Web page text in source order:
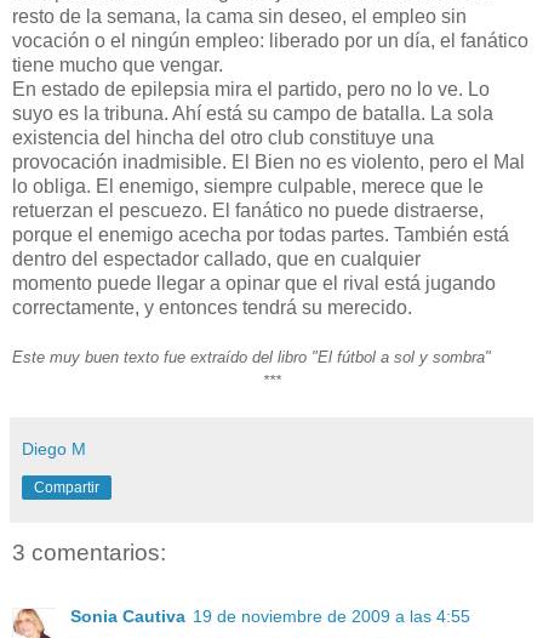
resto de la semana, la cama sin deseo, el empleo sin
vocación o el ningún empleo: liberado por un día, el fanático
tiene mucho que vengar.
En estado de epilepsia mira el partido, pero no lo ve. Lo
suyo es la tribuna. Ahí está su campo de batalla. La sola
existencia del hincha del otro club constituye una
provocación inadmisible. El Bien no es violento, pero el Mal
lo obliga. El enemigo, siempre culpable, merece que le
retuerzan el pescuezo. El fanático no puede distraerse,
porque el enemigo acecha por todas partes. También está
dentro del espectador callado, que en cualquier
momento puede llegar a opinar que el rival está jugando
correctamente, y entonces tendrá su merecido.
Este muy buen texto fue extraído del libro "El fútbol a sol y sombra"
***
Diego M
Compartir
3 comentarios:
Sonia Cautiva 19 de noviembre de 2009 a las 4:55